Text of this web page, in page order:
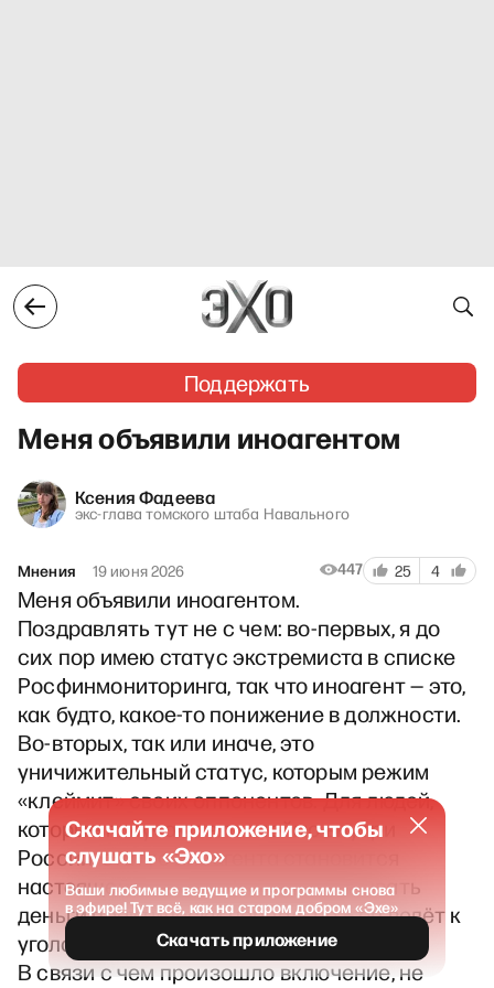
Поддержать
Меня объявили иноагентом
Ксения Фадеева
экс-глава томского штаба Навального
Мнения 19 июня 2026 447 25 4
Меня объявили иноагентом.
Поздравлять тут не с чем: во-первых, я до
сих пор имею статус экстремиста в списке
Росфинмониторинга, так что иноагент — это,
как будто, какое-то понижение в должности.
Во-вторых, так или иначе, это
уничижительный статус, которым режим
«клеймит» своих оппонентов. Для людей,
которые получают это клеймо внутри
России, статус иноагента становится
настоящей катастрофой: зарабатывать
деньги практически нереально + он ведёт к
уголовке.
В связи с чем произошло включение, не
Скачайте приложение, чтобы
слушать «Эхо»
Ваши любимые ведущие и программы снова
в эфире! Тут всё, как на старом добром «Эхе»
Скачать приложение